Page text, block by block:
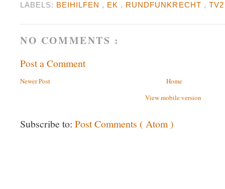
LABELS: BEIHILFEN , EK , RUNDFUNKRECHT , TV2
NO COMMENTS :
Post a Comment
Newer Post
Home
View mobile version
Subscribe to: Post Comments ( Atom )